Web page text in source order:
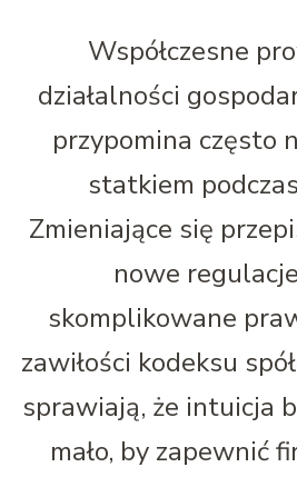
Współczesne
działalności
przypomina często
statkiem
Zmieniające się
nowe
skomplikowane
zawiłości kodeksu
sprawiają, że intuicja
mało, by zapewnić